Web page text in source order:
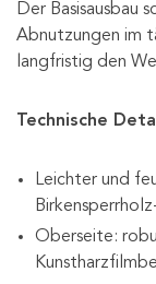
Der Basisausbau
Abnutzungen im
langfristig den
Technische
Leichter und
Oberseite: